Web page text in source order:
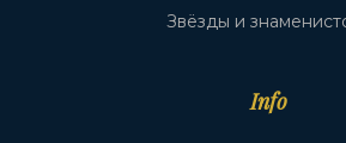
Звёзды и
Info